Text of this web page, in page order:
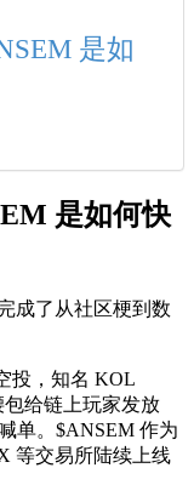
是如
是如何快
成了从社区梗到数
投，知名 KOL
包给链上玩家发放
单。$ANSEM 作为
等交易所陆续上线